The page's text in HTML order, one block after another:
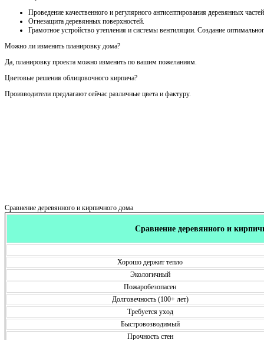
Проведение качественного и регулярного антисептирования деревянных
Огнезащита деревянных поверхностей.
Грамотное устройство утепления и системы вентиляции. Создание
Можно ли изменить планировку дома?
Да, планировку проекта можно изменить по вашим пожеланиям.
Цветовые решения облицовочного кирпича?
Производители предлагают сейчас различные цвета и фактуру.
Сравнение деревянного и кирпичного дома
Сравнение деревянного и
Хорошо держит тепло
Экологичный
Пожаробезопасен
Долговечность (100+ лет)
Требуется уход
Быстровозводимый
Прочность стен